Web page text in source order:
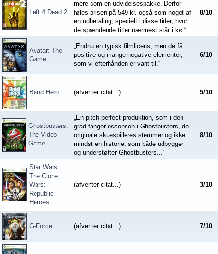
Left 4 Dead 2
mere som en udvidelsespakke. Derfor
føles prisen på 549 kr. også som noget af
en udbetaling, specielt i disse tider, hvor
de spændende titler nærmest står i kø.“
8/10
Avatar: The
Game
„Endnu en typisk filmlicens, men de få
positive og mange negative elementer,
som vi efterhånden er vant til.“
6/10
Band Hero (afventer citat...) 5/10
Ghostbusters:
The Video
Game
„En pitch perfect produktion, som i den
grad fanger essensen i Ghostbusters, de
originale skuespilleres stemmer og ikke
mindst en historie, som både udbygger
og understøtter Ghostbusters...“
8/10
Star Wars:
The Clone
Wars:
Republic
Heroes
(afventer citat...) 3/10
G-Force (afventer citat...) 7/10